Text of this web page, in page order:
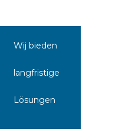
Wij bieden
langfristige
Lösungen